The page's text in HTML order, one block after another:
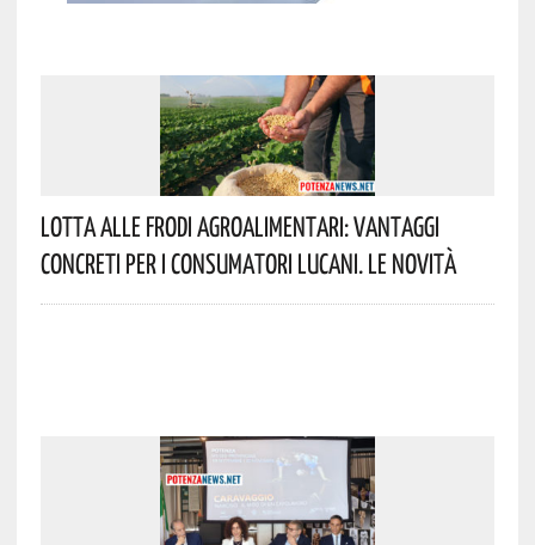
Lotta Alle Frodi Agroalimentari: Vantaggi
Concreti Per I Consumatori Lucani. Le Novità